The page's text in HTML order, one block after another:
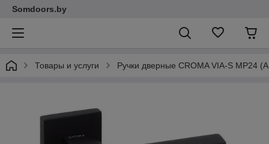
Somdoors.by
Товары и услуги Ручки дверные CROMA VIA-S MP24